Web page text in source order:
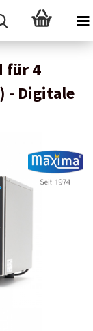
für 4
- Digitale